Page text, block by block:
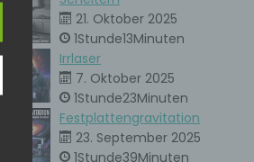
21. Oktober 2025
1Stunde13Minuten
Irrlaser
7. Oktober 2025
1Stunde23Minuten
Festplattengravitation
23. September 2025
1Stunde39Minuten